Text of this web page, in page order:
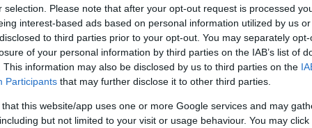
selection. Please note that after your opt-out request is processed
interest-based ads based on personal information utilized by us
to third parties prior to your opt-out. You may separately
of your personal information by third parties on the IAB’s list of
This information may also be disclosed by us to third parties on the
Participants that may further disclose it to other third parties.
that this website/app uses one or more Google services and may
but not limited to your visit or usage behaviour. You may
koles. S tem želijo organizatorji poskrbeti, da bodo
poti. Ekipa izkušenih serviserjev bo preverila in
na delo ali druge opravke.
izzivuPolni zagona kolesarimo v službo, katerega